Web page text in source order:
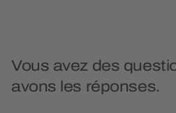
Vous avez des
avons les réponses.